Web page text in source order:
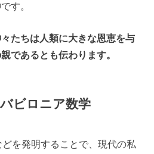
す。
たちは人類に大きな恩恵を与
であるとも伝わります。
ビロニア数学
どを発明することで、現代の私